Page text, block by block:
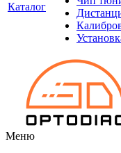
Каталог
Меню